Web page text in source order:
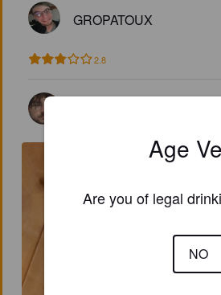
GROPATOUX
2.8
Age
Are you of legal
NO